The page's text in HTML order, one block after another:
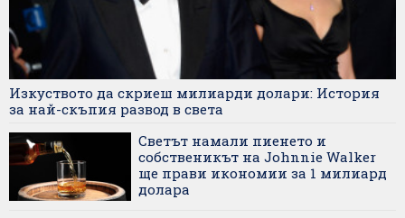
Изкуството да скриеш милиарди долари: История
за най-скъпия развод в света
Светът намали пиенето и
собственикът на Johnnie Walker
ще прави икономии за 1 милиард
долара